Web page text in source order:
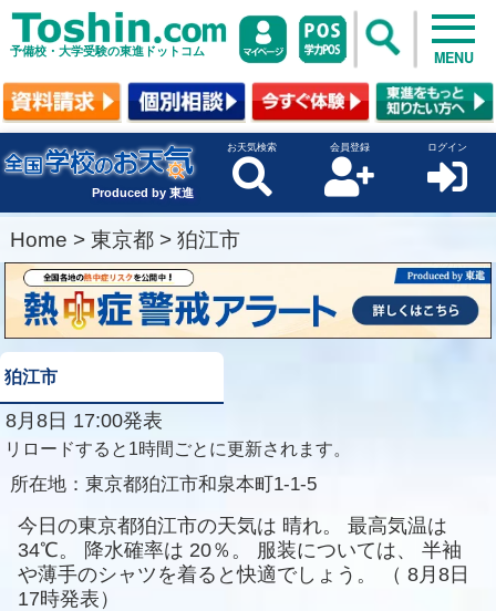
予備校・大学受験の東進ドットコム MENU
Produced by 東進
お天気検索 会員登録 ログイン
Home > 東京都 > 狛江市
狛江市
8月8日 17:00発表
リロードすると1時間ごとに更新されます。
所在地： 東京都狛江市和泉本町1-1-5
今日の東京都狛江市の天気は 晴れ。
最高気温は
34℃。
降水確率は 20％。 服装については、
半袖
や薄手のシャツを着ると快適でしょう。
（ 8月8日
17時発表）